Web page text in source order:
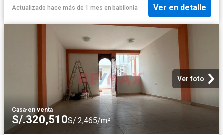
Actualizado hace más de 1 mes en babilonia Ver en detalle
Ver foto
Casa·en venta
S/.320,510S/.2,465/m²